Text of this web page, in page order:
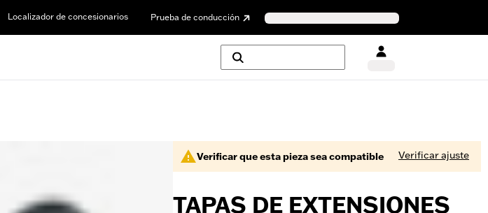
Localizador de concesionarios Prueba de conducción
Verificar que esta pieza sea compatible Verificar ajuste
TAPAS DE EXTENSIONES